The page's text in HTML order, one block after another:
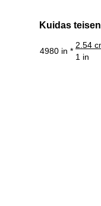
Kuidas
4980 in *
2.54
1 in